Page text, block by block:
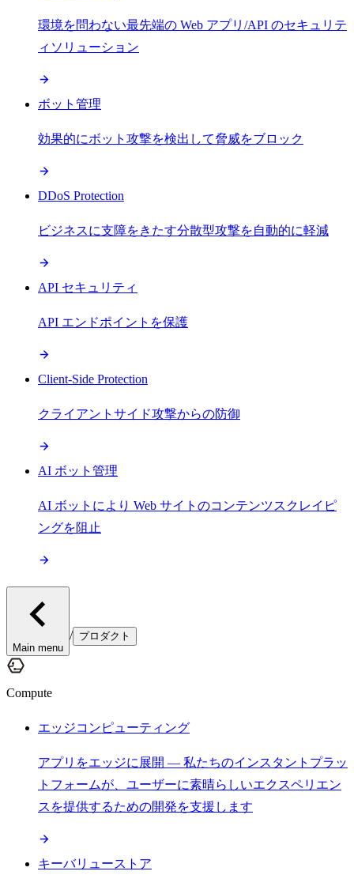
環境を問わない最先端の Web アプリ/API のセキュリテ
ィソリューション
ボット管理
効果的にボット攻撃を検出して脅威をブロック
DDoS Protection
ビジネスに支障をきたす分散型攻撃を自動的に軽減
API セキュリティ
API エンドポイントを保護
Client-Side Protection
クライアントサイド攻撃からの防御
AI ボット管理
AI ボットにより Web サイトのコンテンツスクレイピ
ングを阻止
Main menu
/ プロダクト
Compute
エッジコンピューティング
アプリをエッジに展開 — 私たちのインスタントプラッ
トフォームが、ユーザーに素晴らしいエクスペリエン
スを提供するための開発を支援します
キーバリューストア